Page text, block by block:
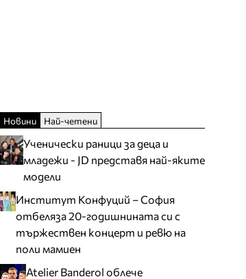
Новини Най-четени
Ученически раници за деца и
младежи - JD представя най-яките
модели
Институт Конфуций – София
отбеляза 20-годишнината си с
тържествен концерт и ревю на
поли мамиен
Atelier Banderol облече